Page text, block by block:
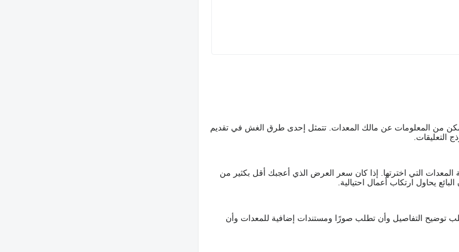
من المعلومات عن مالك المعدات. تتمثل إحدى طرق الغش في تقديم
التي اخترتها. إذا كان سعر العرض الذي أعجبك أقل بكثير من
يحاول ارتكاب أعمال احتيالية.
توضيح التفاصيل وأن تطلب صورًا ومستندات إضافية للمعدات وأن